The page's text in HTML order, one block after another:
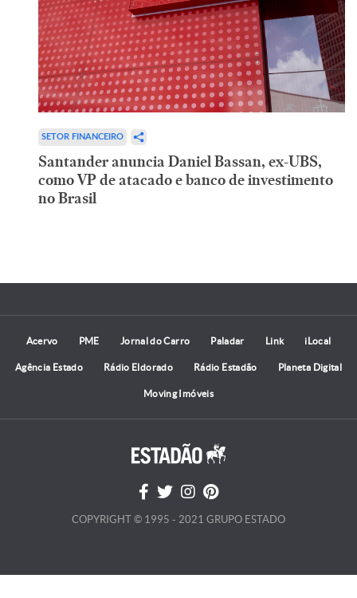
SETOR FINANCEIRO
Santander anuncia Daniel Bassan, ex-UBS,
como VP de atacado e banco de investimento
no Brasil
Acervo PME Jornal do Carro Paladar Link iLocal
Agência Estado Rádio Eldorado Rádio Estadão Planeta Digital
Moving Imóveis
COPYRIGHT © 1995 - 2021 GRUPO ESTADO